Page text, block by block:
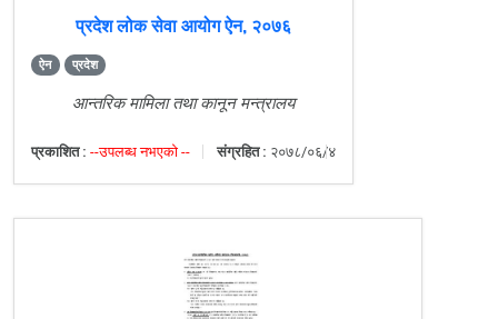
प्रदेश लोक सेवा आयोग ऐन, २०७६
ऐन प्रदेश
आन्तरिक मामिला तथा कानून मन्त्रालय
प्रकाशित : --उपलब्ध नभएको -- संग्रहित : २०७८/०६/४